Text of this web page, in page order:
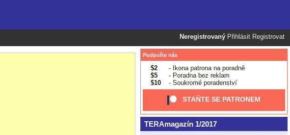
Neregistrovaný Přihlásit Registrovat
Podpořte nás
$2
- Ikona patrona na poradně
$5
- Poradna bez reklam
$10
- Soukromé poradenství
STAŇTE SE PATRONEM
TERAmagazín 1/2017